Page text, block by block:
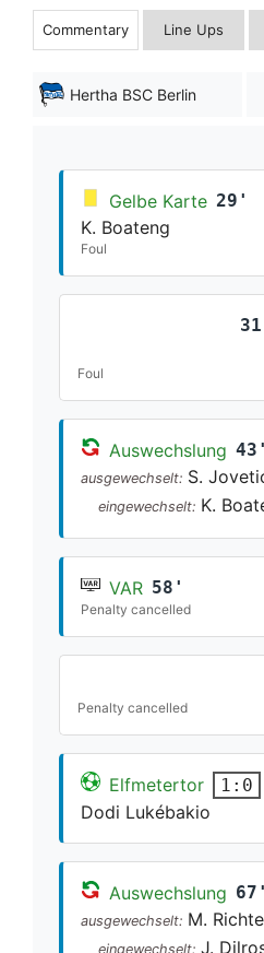
Commentary Line Ups
Hertha BSC Berlin
Gelbe Karte 29'
K. Boateng
Foul
Foul
Auswechslung 43'
ausgewechselt: S.
eingewechselt: K.
VAR 58'
Penalty cancelled
Penalty cancelled
Elfmetertor 1:0
Dodi Lukébakio
Auswechslung 67'
ausgewechselt: M.
eingewechselt: J.